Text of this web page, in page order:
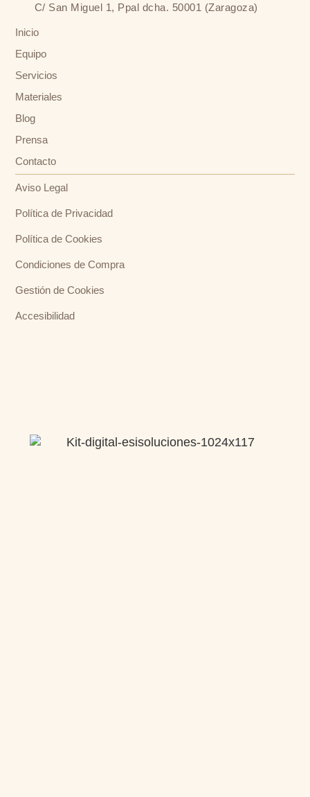
C/ San Miguel 1, Ppal dcha. 50001 (Zaragoza)
Inicio
Equipo
Servicios
Materiales
Blog
Prensa
Contacto
Aviso Legal
Política de Privacidad
Política de Cookies
Condiciones de Compra
Gestión de Cookies
Accesibilidad